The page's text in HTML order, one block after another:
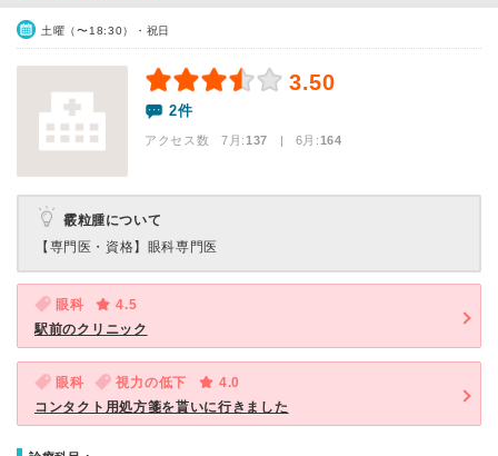
土曜（〜18:30）・祝日
3.50
2件
アクセス数 7月:137 | 6月:164
霰粒腫について
【専門医・資格】 眼科専門医
眼科
4.5
駅前のクリニック
眼科 視力の低下
4.0
コンタクト用処方箋を貰いに行きました